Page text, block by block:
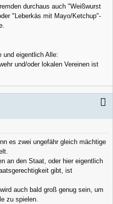
durchaus auch "Weißwurst
"Leberkäs mit Mayo/Ketchup"-
und eigentlich Alle:
und/oder lokalen Vereinen ist
es zwei ungefähr gleich mächtige
an den Staat, oder hier eigentlich
gibt, ist
auch bald groß genug sein, um
zu spielen.